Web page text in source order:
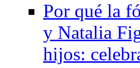
Por qué la
y Natalia
hijos: